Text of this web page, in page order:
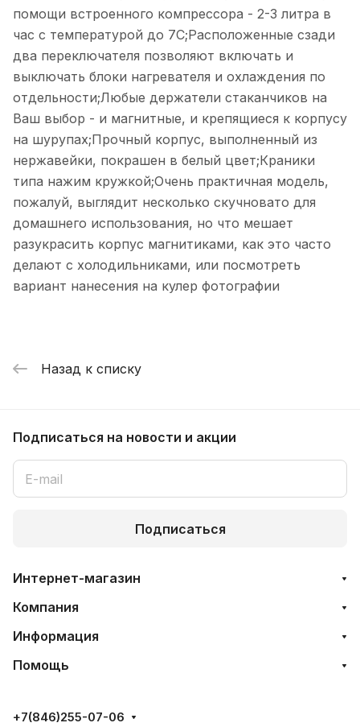
помощи встроенного компрессора - 2-3 литра в
час с температурой до 7С;Расположенные сзади
два переключателя позволяют включать и
выключать блоки нагревателя и охлаждения по
отдельности;Любые держатели стаканчиков на
Ваш выбор - и магнитные, и крепящиеся к корпусу
на шурупах;Прочный корпус, выполненный из
нержавейки, покрашен в белый цвет;Краники
типа нажим кружкой;Очень практичная модель,
пожалуй, выглядит несколько скучновато для
домашнего использования, но что мешает
разукрасить корпус магнитиками, как это часто
делают с холодильниками, или посмотреть
вариант нанесения на кулер фотографии
Назад к списку
Подписаться на новости и акции
Подписаться
Интернет-магазин
Компания
Информация
Помощь
+7(846)255-07-06